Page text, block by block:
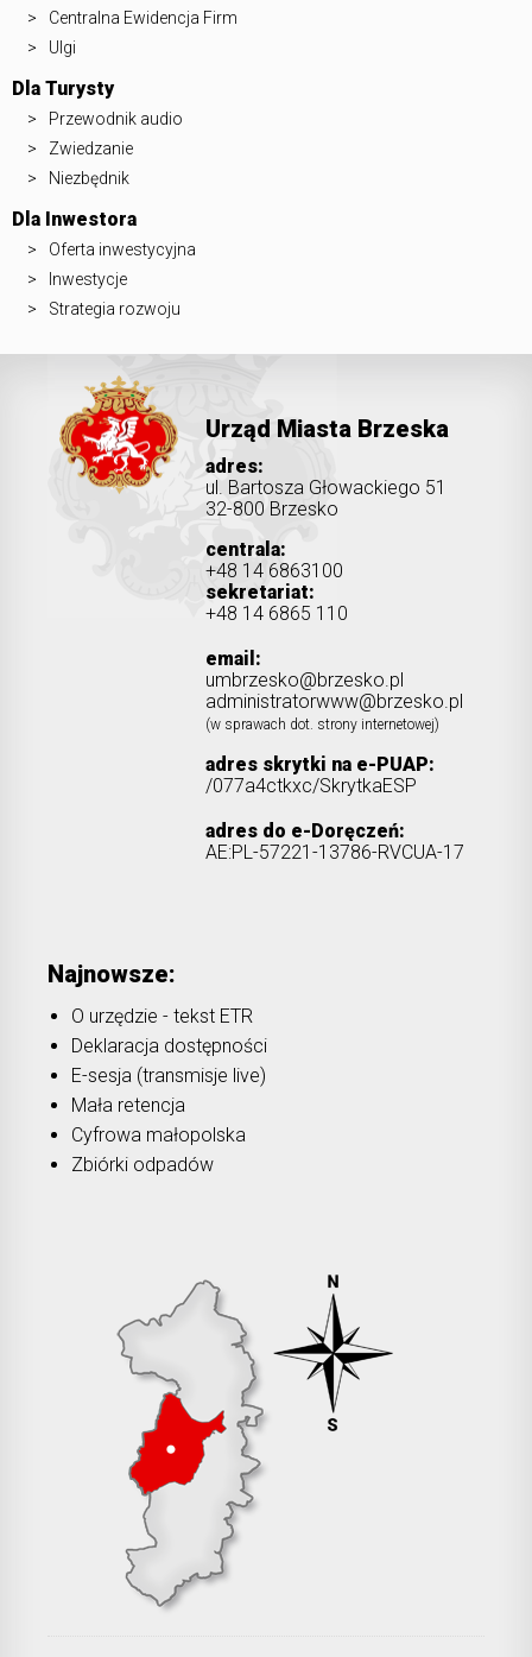
Centralna Ewidencja Firm
Ulgi
Dla Turysty
Przewodnik audio
Zwiedzanie
Niezbędnik
Dla Inwestora
Oferta inwestycyjna
Inwestycje
Strategia rozwoju
Najnowsze:
O urzędzie - tekst ETR
Deklaracja dostępności
E-sesja (transmisje live)
Mała retencja
Cyfrowa małopolska
Zbiórki odpadów
Urząd Miasta Brzeska
adres:
ul. Bartosza Głowackiego 51
32-800 Brzesko
centrala:
+48 14 6863100
sekretariat:
+48 14 6865 110
email:
umbrzesko@brzesko.pl
administratorwww@brzesko.pl
(w sprawach dot. strony internetowej)
adres skrytki na e-PUAP:
/077a4ctkxc/SkrytkaESP
adres do e-Doręczeń:
AE:PL-57221-13786-RVCUA-17